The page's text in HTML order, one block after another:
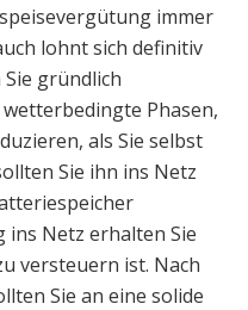
immer
lohnt sich definitiv
gründlich
Phasen,
als Sie selbst
Sie ihn ins Netz
ins Netz erhalten Sie
versteuern ist. Nach
Sie an eine solide